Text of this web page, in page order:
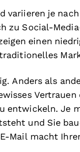
variieren je
zu Social-
einen
Anders als
entwickeln. Je
und Sie
Mail macht